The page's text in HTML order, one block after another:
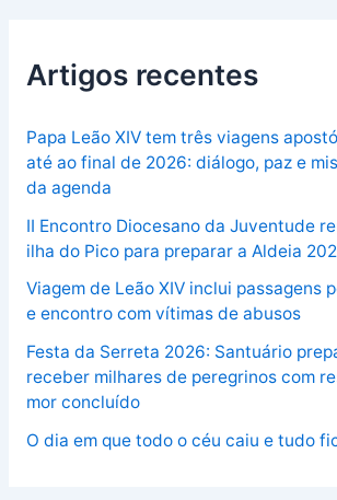
Artigos recentes
Papa Leão XIV tem três viagens
até ao final de 2026: diálogo, paz e
da agenda
II Encontro Diocesano da Juventude
ilha do Pico para preparar a Aldeia
Viagem de Leão XIV inclui passagens
e encontro com vítimas de abusos
Festa da Serreta 2026: Santuário
receber milhares de peregrinos com
mor concluído
O dia em que todo o céu caiu e tudo